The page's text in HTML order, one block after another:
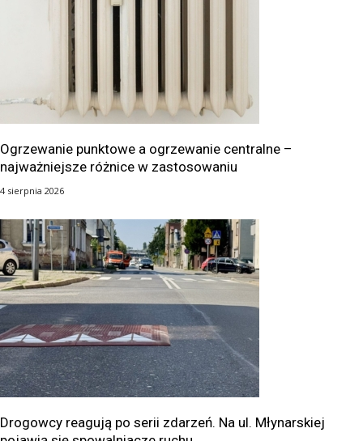
Ogrzewanie punktowe a ogrzewanie centralne –
najważniejsze różnice w zastosowaniu
4 sierpnia 2026
Drogowcy reagują po serii zdarzeń. Na ul. Młynarskiej